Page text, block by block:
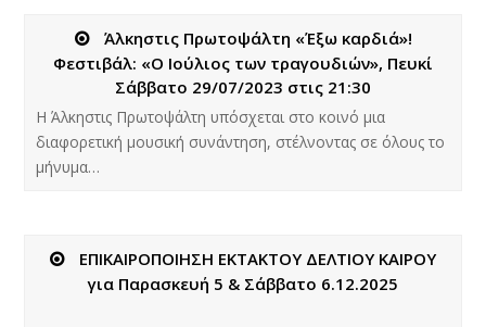
Άλκηστις Πρωτοψάλτη «Έξω καρδιά»!
Φεστιβάλ: «Ο Ιούλιος των τραγουδιών», Πευκί
Σάββατο 29/07/2023 στις 21:30
Η Άλκηστις Πρωτοψάλτη υπόσχεται στο κοινό μια
διαφορετική μουσική συνάντηση, στέλνοντας σε όλους το
μήνυμα…
ΕΠΙΚΑΙΡΟΠΟΙΗΣΗ ΕΚΤΑΚΤΟΥ ΔΕΛΤΙΟΥ ΚΑΙΡΟΥ
για Παρασκευή 5 & Σάββατο 6.12.2025